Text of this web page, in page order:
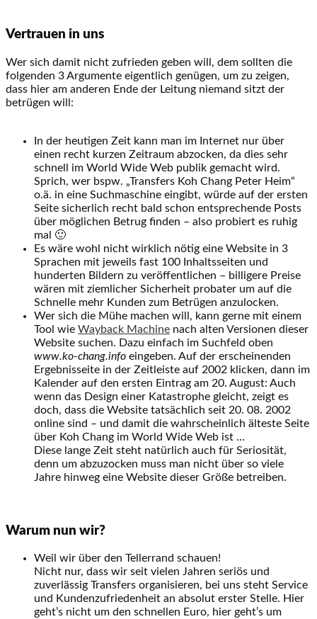
Vertrauen in uns
Wer sich damit nicht zufrieden geben will, dem sollten die
folgenden 3 Argumente eigentlich genügen, um zu zeigen,
dass hier am anderen Ende der Leitung niemand sitzt der
betrügen will:
In der heutigen Zeit kann man im Internet nur über
einen recht kurzen Zeitraum abzocken, da dies sehr
schnell im World Wide Web publik gemacht wird.
Sprich, wer bspw. „Transfers Koh Chang Peter Heim“
o.ä. in eine Suchmaschine eingibt, würde auf der ersten
Seite sicherlich recht bald schon entsprechende Posts
über möglichen Betrug finden – also probiert es ruhig
mal 🙂
Es wäre wohl nicht wirklich nötig eine Website in 3
Sprachen mit jeweils fast 100 Inhaltsseiten und
hunderten Bildern zu veröffentlichen – billigere Preise
wären mit ziemlicher Sicherheit probater um auf die
Schnelle mehr Kunden zum Betrügen anzulocken.
Wer sich die Mühe machen will, kann gerne mit einem
Tool wie Wayback Machine nach alten Versionen dieser
Website suchen. Dazu einfach im Suchfeld oben
www.ko-chang.info eingeben. Auf der erscheinenden
Ergebnisseite in der Zeitleiste auf 2002 klicken, dann im
Kalender auf den ersten Eintrag am 20. August: Auch
wenn das Design einer Katastrophe gleicht, zeigt es
doch, dass die Website tatsächlich seit 20. 08. 2002
online sind – und damit die wahrscheinlich älteste Seite
über Koh Chang im World Wide Web ist …
Diese lange Zeit steht natürlich auch für Seriosität,
denn um abzuzocken muss man nicht über so viele
Jahre hinweg eine Website dieser Größe betreiben.
Warum nun wir?
Weil wir über den Tellerrand schauen!
Nicht nur, dass wir seit vielen Jahren seriös und
zuverlässig Transfers organisieren, bei uns steht Service
und Kundenzufriedenheit an absolut erster Stelle. Hier
geht’s nicht um den schnellen Euro, hier geht’s um